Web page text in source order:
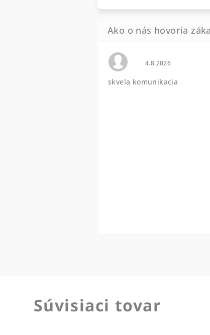
Hodnotenie
4.8.2026
skvela komunikacia
Súvisiaci tovar